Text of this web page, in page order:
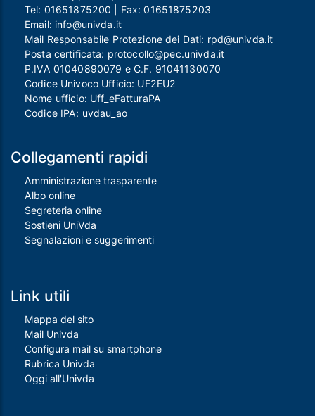
Tel: 01651875200 | Fax:01651875203
Email: info@univda.it
Mail Responsabile Protezione dei Dati: rpd@univda.it
Posta certificata: protocollo@pec.univda.it
P.IVA 01040890079 e C.F. 91041130070
Codice Univoco Ufficio: UF2EU2
Nome ufficio: Uff_eFatturaPA
Codice IPA: uvdau_ao
Collegamenti rapidi
Amministrazione trasparente
Albo online
Segreteria online
Sostieni UniVda
Segnalazioni e suggerimenti
Link utili
Mappa del sito
Mail Univda
Configura mail su smartphone
Rubrica Univda
Oggi all'Univda